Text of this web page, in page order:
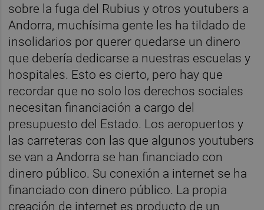
sobre la fuga del Rubius y otros youtubers a
Andorra, muchísima gente les ha tildado de
insolidarios por querer quedarse un dinero
que debería dedicarse a nuestras escuelas y
hospitales. Esto es cierto, pero hay que
recordar que no solo los derechos sociales
necesitan financiación a cargo del
presupuesto del Estado. Los aeropuertos y
las carreteras con las que algunos youtubers
se van a Andorra se han financiado con
dinero público. Su conexión a internet se ha
financiado con dinero público. La propia
creación de internet es producto de un